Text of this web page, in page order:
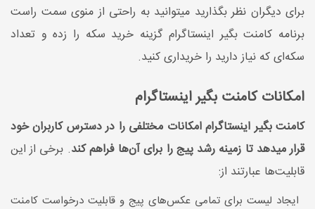
برای دیگران نظر بگذارید میتوانید به راحتی از منوی سمت راست
برنامه کامنت بگیر اینستاگرام گزینه خرید سکه را زده و تعداد
سکه‌ای که نیاز دارید را خریداری کنید.
امکانات کامنت بگیر اینستاگرام
کامنت بگیر اینستاگرام امکانات مختلفی را در دسترس کاربران خود
قرار میدهد تا زمینه رشد پیج را برای آن‌ها فراهم کند. برخی از این
قابلیت‌ها عبارتند از:
ایجاد لیست برای تمامی عکس‌های پیج و قابلیت درخواست کامنت